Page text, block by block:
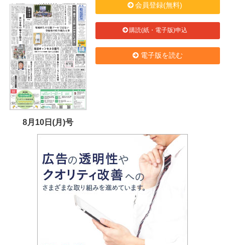
8月10日(月)号
会員登録(無料)
購読(紙・電子版)申込
電子版を読む